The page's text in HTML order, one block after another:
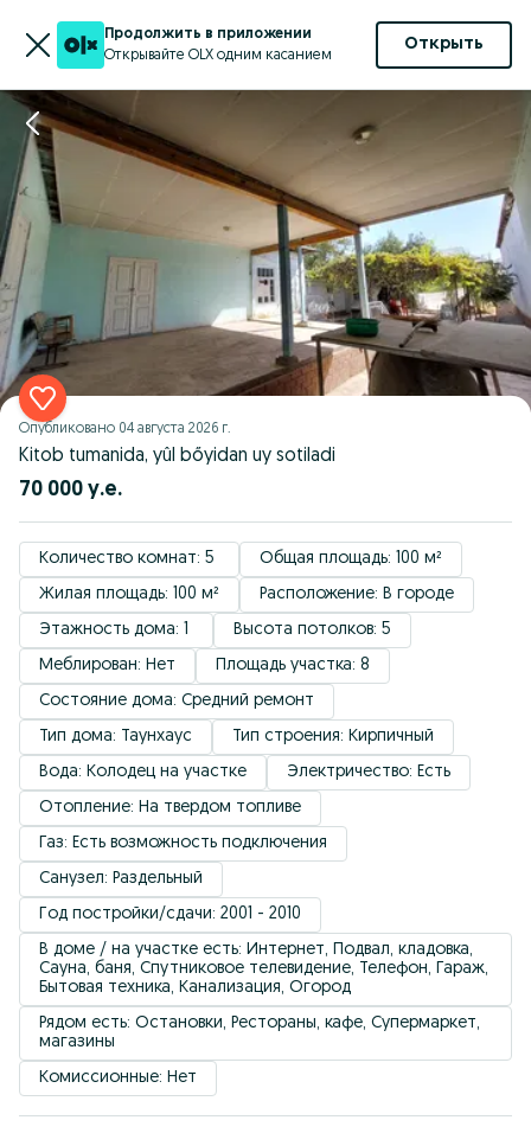
Продолжить в приложении
Открывайте OLX одним касанием
Открыть
Опубликовано 04 августа 2026 г.
Kitob tumanida, yûl bőyidan uy sotiladi
70 000 у.е.
Количество комнат: 5
Общая площадь: 100 м²
Жилая площадь: 100 м²
Расположение: В городе
Этажность дома: 1
Высота потолков: 5
Меблирован: Нет
Площадь участка: 8
Состояние дома: Средний ремонт
Тип дома: Таунхаус
Тип строения: Кирпичный
Вода: Колодец на участке
Электричество: Есть
Отопление: На твердом топливе
Газ: Есть возможность подключения
Санузел: Раздельный
Год постройки/сдачи: 2001 - 2010
В доме / на участке есть: Интернет, Подвал, кладовка,
Сауна, баня, Спутниковое телевидение, Телефон, Гараж,
Бытовая техника, Канализация, Огород
Рядом есть: Остановки, Рестораны, кафе, Супермаркет,
магазины
Комиссионные: Нет